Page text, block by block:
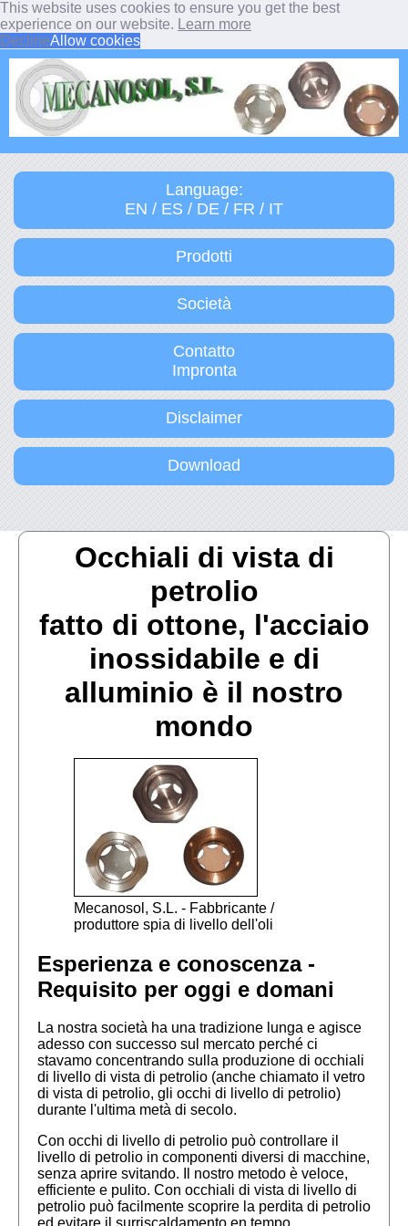
This website uses cookies to ensure you get the best
experience on our website. Learn more
DeclineAllow cookies
Language:
EN / ES / DE / FR / IT
Prodotti
Società
Contatto
Impronta
Disclaimer
Download
Occhiali di vista di
petrolio
fatto di ottone, l'acciaio
inossidabile e di
alluminio è il nostro
mondo
Mecanosol, S.L. - Fabbricante /
produttore spia di livello dell'oli
Esperienza e conoscenza -
Requisito per oggi e domani
La nostra società ha una tradizione lunga e agisce
adesso con successo sul mercato perché ci
stavamo concentrando sulla produzione di occhiali
di livello di vista di petrolio (anche chiamato il vetro
di vista di petrolio, gli occhi di livello di petrolio)
durante l'ultima metà di secolo.
Con occhi di livello di petrolio può controllare il
livello di petrolio in componenti diversi di macchine,
senza aprire svitando. Il nostro metodo è veloce,
efficiente e pulito. Con occhiali di vista di livello di
petrolio può facilmente scoprire la perdita di petrolio